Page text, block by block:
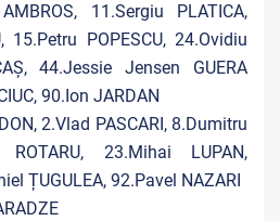
11.Sergiu PLATICA,
15.Petru POPESCU, 24.Ovidiu
44.Jessie Jensen GUERA
90.Ion JARDAN
2.Vlad PASCARI, 8.Dumitru
ROTARU, 23.Mihai LUPAN,
ȚUGULEA, 92.Pavel NAZARI